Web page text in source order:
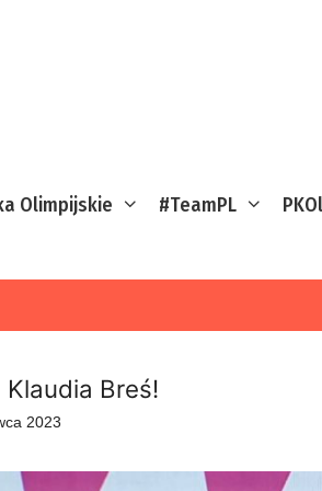
Olimpijskie #TeamPL PKOl
Klaudia Breś!
2023